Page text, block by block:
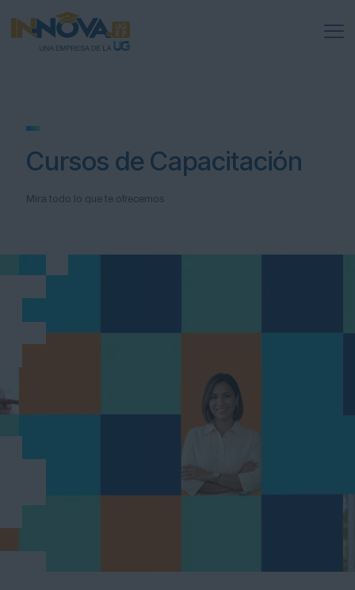
Cursos de Capacitación
Mira todo lo que te ofrecemos